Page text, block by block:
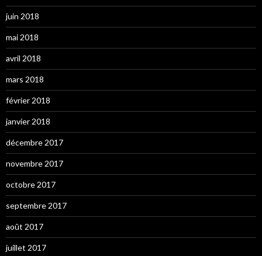
juin 2018
mai 2018
avril 2018
mars 2018
février 2018
janvier 2018
décembre 2017
novembre 2017
octobre 2017
septembre 2017
août 2017
juillet 2017